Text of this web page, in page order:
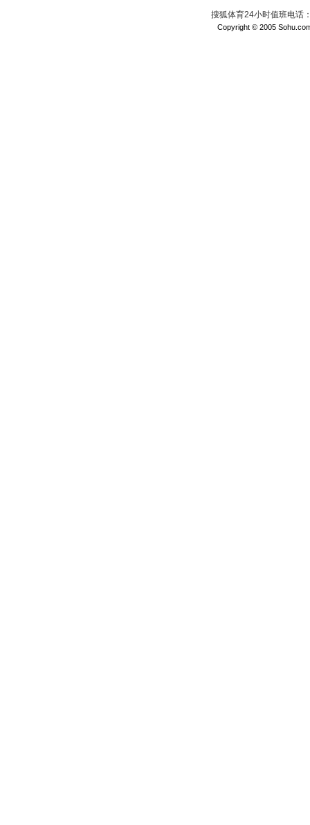
搜狐体育24小时值班电话
Copyright © 2005